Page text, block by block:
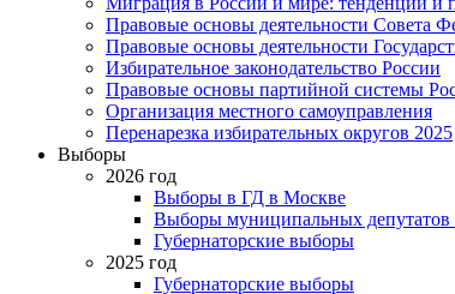
Правовые основы деятельности Совета
Правовые основы деятельности
Избирательное законодательство России
Правовые основы партийной системы
Организация местного самоуправления
Перенарезка избирательных округов 2025
Выборы
2026 год
Выборы в ГД в Москве
Выборы муниципальных депутатов
Губернаторские выборы
2025 год
Губернаторские выборы